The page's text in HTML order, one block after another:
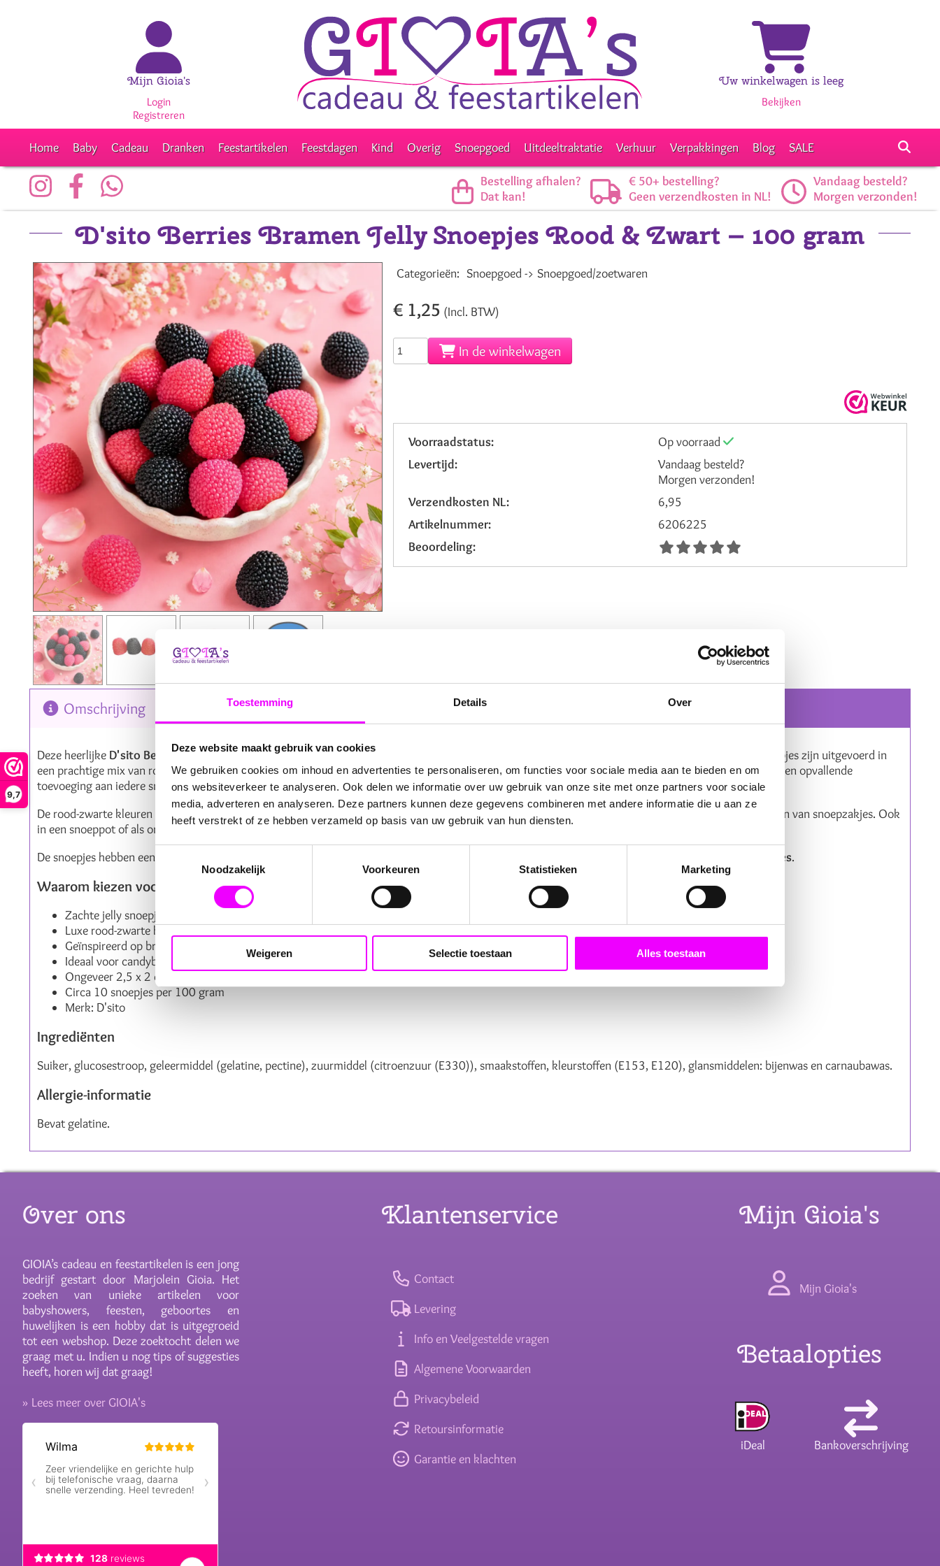
Toestemming Details Over
Deze website maakt gebruik van cookies
We gebruiken cookies om inhoud en advertenties te personaliseren, om functies voor sociale media aan te bieden en om
ons websiteverkeer te analyseren. Ook delen we informatie over uw gebruik van onze site met onze partners voor sociale
media, adverteren en analyseren. Deze partners kunnen deze gegevens combineren met andere informatie die u aan ze
heeft verstrekt of ze hebben verzameld op basis van uw gebruik van hun diensten.
Noodzakelijk
Voorkeuren Statistieken Marketing
Weigeren Selectie toestaan Alles toestaan
9,7
Mijn Gioia's
Login
Registreren
Uw winkelwagen is leeg
Bekijken
Home Baby Cadeau Dranken Feestartikelen Feestdagen Kind Overig Snoepgoed Uitdeeltraktatie Verhuur Verpakkingen Blog SALE
Bestelling afhalen?
Dat kan!
€ 50+ bestelling?
Geen verzendkosten in NL!
Vandaag besteld?
Morgen verzonden!
D'sito Berries Bramen Jelly Snoepjes Rood & Zwart – 100 gram
Categorieën: Snoepgoed -> Snoepgoed/zoetwaren
€ 1,25 (Incl. BTW)
In de winkelwagen
Voorraadstatus:
Op voorraad
Levertijd:
Vandaag besteld?
Morgen verzonden!
Verzendkosten NL:
6,95
Artikelnummer:
6206225
Beoordeling:
Omschrijving Reviews
Deze heerlijke D'sito Berries Bramen jelly snoepjescombineren een zachte fruitige jellykern met een knapperig laagje kleine suikerpareltjes. De snoepjes zijn uitgevoerd in
een prachtige mix van rood en zwart, geïnspireerd op de kleuren van rijpe bramen en andere bosvruchten. Hierdoor zijn ze niet alleen lekker, maar ook een opvallende
toevoeging aan iedere snoeptafel.
De rood-zwarte kleuren geven deze snoepjes een luxe uitstraling, waardoor ze perfect zijn voor candybars, feestjes, traktaties, themafeesten en het vullen van snoepzakjes. Ook
in een snoeppot of als onderdeel van een kleurrijke snoepmix komen deze berries prachtig tot hun recht.
De snoepjes hebben een afmeting van ongeveer
100 gram zitten ongeveer 10 snoepjes.
Waarom kiezen voor deze Berries Bramen snoepjes?
Zachte jelly snoepjes met knapperige suikerpareltjes
Luxe rood-zwarte kleurencombinatie
Geïnspireerd op bramen en bosvruchten
Ideaal voor candybars, traktaties en snoepbuffetten
Ongeveer 2,5 x 2 cm groot
Circa 10 snoepjes per 100 gram
Merk: D'sito
Ingrediënten
Suiker, glucosestroop, geleermiddel (gelatine, pectine), zuurmiddel (citroenzuur (E330)), smaakstoffen, kleurstoffen (E153, E120), glansmiddelen: bijenwas en carnaubawas.
Allergie-informatie
Bevat gelatine.
Over ons
GIOIA’s cadeau en feestartikelen is een jong
bedrijf gestart door Marjolein Gioia. Het
zoeken van unieke artikelen voor
babyshowers, feesten, geboortes en
huwelijken is een hobby dat is uitgegroeid
tot een webshop. Deze zoektocht delen we
graag met u. Indien u nog tips of suggesties
heeft, horen wij dat graag!
» Lees meer over GIOIA's
Klantenservice
Contact
Levering
Info en Veelgestelde vragen
Algemene Voorwaarden
Privacybeleid
Retoursinformatie
Garantie en klachten
Mijn Gioia's
Mijn Gioia's
Betaalopties
iDeal Bankoverschrijving